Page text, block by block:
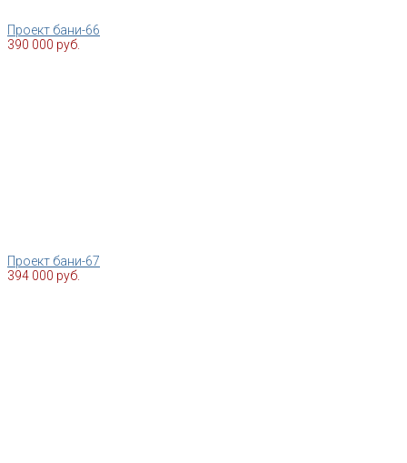
Проект бани-66
390 000 руб.
Проект бани-67
394 000 руб.